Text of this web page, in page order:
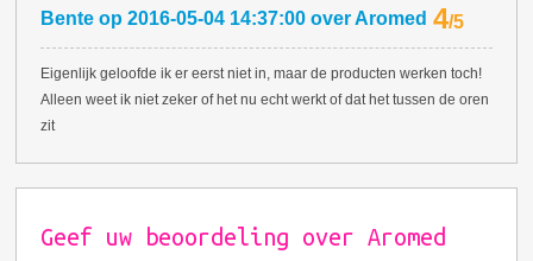
Bente op2016-05-04 14:37:00 overAromed 4/5
Eigenlijk geloofde ik er eerst niet in, maar de producten werken toch!
Alleen weet ik niet zeker of het nu echt werkt of dat het tussen de oren
zit
Geef uw beoordeling over Aromed